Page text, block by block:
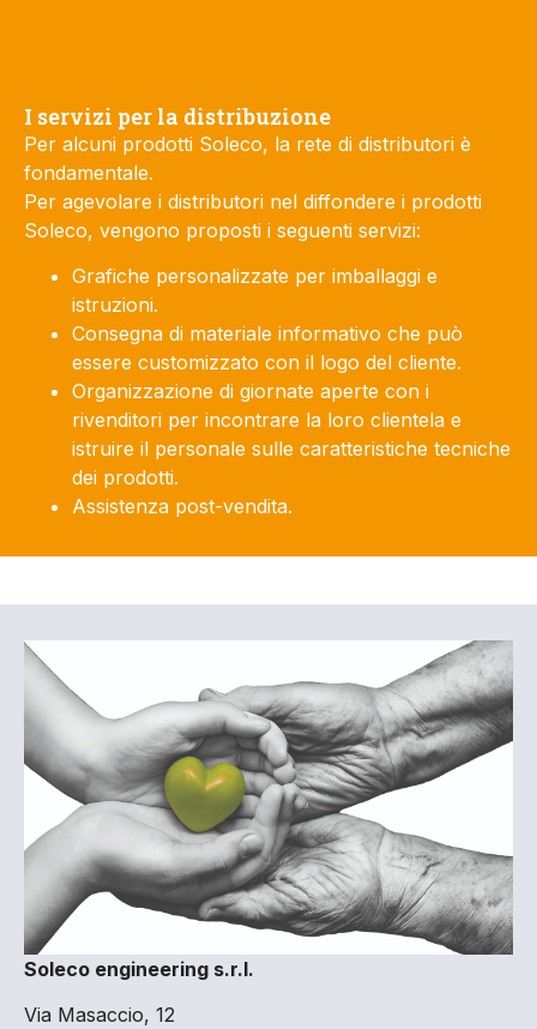
I servizi per la distribuzione
Per alcuni prodotti Soleco, la rete di distributori è
fondamentale.
Per agevolare i distributori nel diffondere i prodotti
Soleco, vengono proposti i seguenti servizi:
Grafiche personalizzate per imballaggi e
istruzioni.
Consegna di materiale informativo che può
essere customizzato con il logo del cliente.
Organizzazione di giornate aperte con i
rivenditori per incontrare la loro clientela e
istruire il personale sulle caratteristiche tecniche
dei prodotti.
Assistenza post-vendita.
Soleco engineering s.r.l.
Via Masaccio, 12